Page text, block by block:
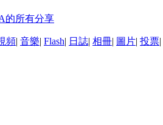
的所有分享
頻| 音樂| Flash| 日誌| 相冊| 圖片| 投票|